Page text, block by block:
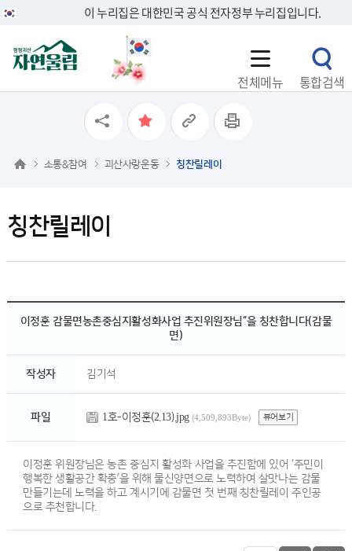
이 누리집은 대한민국 공식 전자정부 누리집입니다.
전체메뉴 통합검색
칭찬릴레이
소통&참여 괴산사랑운동 칭찬릴레이
이정훈 감물면농촌중심지활성화사업 추진위원장님“을 칭찬합니다(감물
면)
작성자 김기석
파일 1호-이정훈(2.13).jpg (4,509,893Byte) 뷰어보기
이정훈 위원장님은 농촌 중심지 활성화 사업을 추진함에 있어 ‘주민이
행복한 생활공간 확충’을 위해 물신양면으로 노력하여 살맛나는 감물
만들기는데 노력을 하고 계시기에 감물면 첫 번째 칭찬릴레이 주인공
으로 추천합니다.